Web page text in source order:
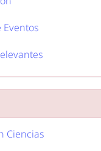
Eventos
Ciencias